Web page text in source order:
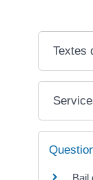
Textes
Bail